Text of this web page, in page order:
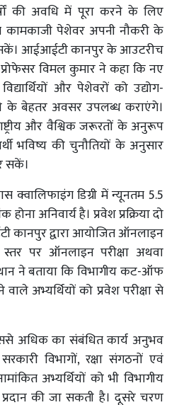
की अवधि में पूरा करने के लिए
कामकाजी पेशेवर अपनी नौकरी के
सकें। आईआईटी कानपुर के आउटरीच
प्रोफेसर विमल कुमार ने कहा कि नए
और पेशेवरों को उद्योग-
के बेहतर अवसर उपलब्ध कराएंगे।
और वैश्विक जरूरतों के अनुरूप
भविष्य की चुनौतियों के अनुसार
सकें।
क्वालिफाइंग डिग्री में न्यूनतम 5.5
अनिवार्य है। प्रवेश प्रक्रिया दो
कानपुर द्वारा आयोजित ऑनलाइन
स्तर पर ऑनलाइन परीक्षा अथवा
ने बताया कि विभागीय कट-ऑफ
अभ्यर्थियों को प्रवेश परीक्षा से
अधिक का संबंधित कार्य अनुभव
विभागों, रक्षा संगठनों एवं
अभ्यर्थियों को भी विभागीय
की जा सकती है। दूसरे चरण